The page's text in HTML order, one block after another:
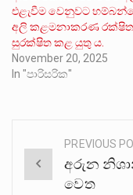
එළැවීම වෙනුවට
අලි කළමනාකරණ
සුරක්ෂිත කළ යුතු ය.
November 20, 2025
In "පාරිසරික"
Post
navigation
PREVIOUS
අරුන
වෙත